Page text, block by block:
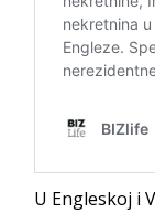
U Engleskoj i